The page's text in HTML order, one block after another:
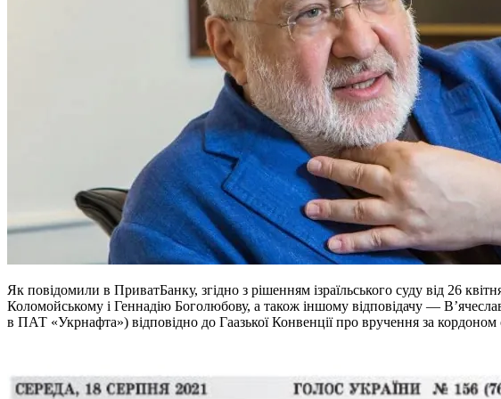
Як повідомили в ПриватБанку, згідно з рішенням ізраїльського суду від 26
Коломойському і Геннадію Боголюбову, а також іншому відповідачу —
в ПАТ «Укрнафта») відповідно до Гаазької Конвенції про вручення за